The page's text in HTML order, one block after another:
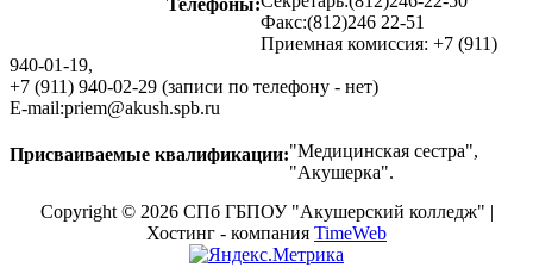
Факс:(812)246 22-51
Приемная комиссия: +7 (911)
940-01-19,
+7 (911) 940-02-29 (записи по телефону - нет)
E-mail:priem@akush.spb.ru
Присваиваемые квалификации:"Медицинская сестра",
"Акушерка".
Copyright © 2026 СПб ГБПОУ "Акушерский колледж" |
Хостинг - компания TimeWeb